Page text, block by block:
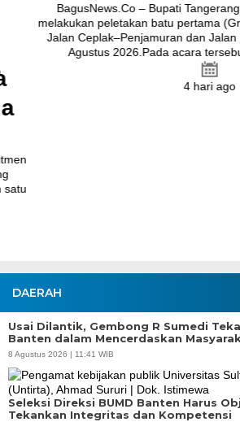
BagusNews.Co – Bupati Tangerang
melakukan peletakan batu pertama
Jalan Ceplak–Penjamuran dan Jalan
Agustus 2026.Pada acara tersebut,
4 hari ago
DAERAH
Usai Dilantik, Gembong R Sumedi
Banten dalam Mencerdaskan
8 Agustus 2026 | 11:41 WIB
Seleksi Direksi BUMD Banten Harus
Tekankan Integritas dan Kompetensi